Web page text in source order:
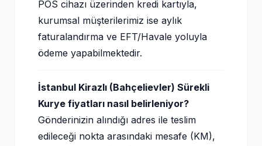
POS cihazı üzerinden kredi kartıyla,
kurumsal müşterilerimiz ise aylık
faturalandırma ve EFT/Havale yoluyla
ödeme yapabilmektedir.
İstanbul Kirazlı (Bahçelievler) Sürekli
Kurye fiyatları nasıl belirleniyor?
Gönderinizin alındığı adres ile teslim
edileceği nokta arasındaki mesafe (KM),